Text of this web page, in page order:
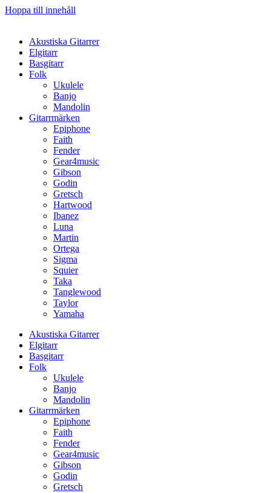
Hoppa till innehåll
Akustiska Gitarrer
Elgitarr
Basgitarr
Folk
Ukulele
Banjo
Mandolin
Gitarrmärken
Epiphone
Faith
Fender
Gear4music
Gibson
Godin
Gretsch
Hartwood
Ibanez
Luna
Martin
Ortega
Sigma
Squier
Taka
Tanglewood
Taylor
Yamaha
Akustiska Gitarrer
Elgitarr
Basgitarr
Folk
Ukulele
Banjo
Mandolin
Gitarrmärken
Epiphone
Faith
Fender
Gear4music
Gibson
Godin
Gretsch